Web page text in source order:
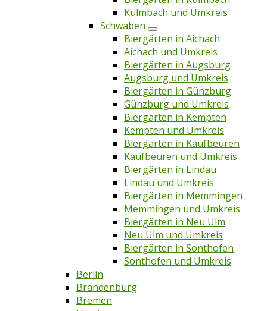
Kulmbach und Umkreis
Schwaben
Biergärten in Aichach
Aichach und Umkreis
Biergärten in Augsburg
Augsburg und Umkreis
Biergärten in Günzburg
Günzburg und Umkreis
Biergärten in Kempten
Kempten und Umkreis
Biergärten in Kaufbeuren
Kaufbeuren und Umkreis
Biergärten in Lindau
Lindau und Umkreis
Biergärten in Memmingen
Memmingen und Umkreis
Biergärten in Neu Ulm
Neu Ulm und Umkreis
Biergärten in Sonthofen
Sonthofen und Umkreis
Berlin
Brandenburg
Bremen